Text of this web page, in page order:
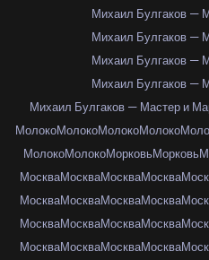
Михаил Булгаков —
Михаил Булгаков —
Михаил Булгаков —
Михаил Булгаков —
Михаил Булгаков — Мастер и
МолокоМолокоМолокоМолоко
МолокоМолокоМорковьМорковь
МоскваМоскваМоскваМосква
МоскваМоскваМоскваМосква
МоскваМоскваМоскваМосква
МоскваМоскваМоскваМосква